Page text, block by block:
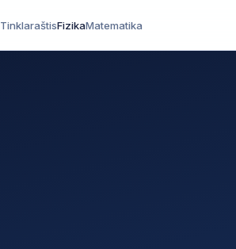
TinklaraštisFizikaMatematika